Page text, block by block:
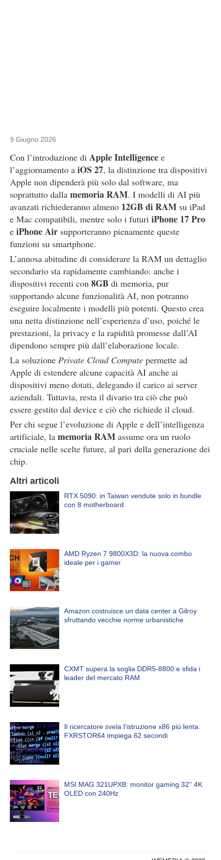
9 Giugno 2026
Con l’introduzione di Apple Intelligence e
l’aggiornamento a iOS 27, la distinzione tra dispositivi
Apple non dipenderà più solo dal software, ma
soprattutto dalla memoria RAM. I modelli di AI più
avanzati richiederanno almeno 12GB di RAM su iPad
e Mac compatibili, mentre solo i futuri iPhone 17 Pro
e iPhone Air supporteranno pienamente queste
funzioni su smartphone.
L’annosa abitudine di considerare la RAM un dettaglio
secondario sta rapidamente cambiando: anche i
dispositivi recenti con 8GB di memoria, pur
supportando alcune funzionalità AI, non potranno
eseguire localmente i modelli più potenti. Questo crea
una netta distinzione nell’esperienza d’uso, poiché le
prestazioni, la privacy e la rapidità promesse dall’AI
dipendono sempre più dall’elaborazione locale.
La soluzione Private Cloud Compute permette ad
Apple di estendere alcune capacità AI anche ai
dispositivi meno dotati, delegando il carico ai server
aziendali. Tuttavia, resta il divario tra ciò che può
essere gestito dal device e ciò che richiede il cloud.
Per chi segue l’evoluzione di Apple e dell’intelligenza
artificiale, la memoria RAM assume ora un ruolo
cruciale nelle scelte future, al pari della generazione dei
chip.
Altri articoli
RTX 5090: in Taiwan vendute solo in bundle
con 8 motherboard
AMD Ryzen 7 9800X3D: la nuova combo
ideale per i gamer
Amazon costruisce un data center a Gilroy
sfruttando vecchie norme urbanistiche
CXMT supera la soglia DDR5-8800 e sfida i
leader del mercato RAM
Il ricercatore svela l’istruzione x86 più lenta:
FXRSTOR64 impiega 62 secondi
MSI MAG 321UPXB: monitor gaming 32'' 4K
OLED con 240Hz